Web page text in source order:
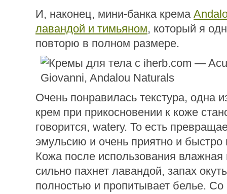
И, наконец, мини-банка крема
лавандой и тимьяном, который я
повторю в полном размере.
Очень понравилась текстура, одна
крем при прикосновении к коже
говорится, watery. То есть
эмульсию и очень приятно и быстро
Кожа после использования
сильно пахнет лавандой, запах
полностью и пропитывает белье.